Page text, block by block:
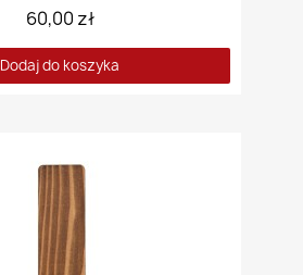
60,00 zł
Dodaj do koszyka